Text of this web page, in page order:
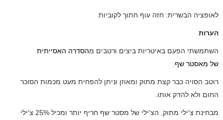
לאופציה הבשרית: חזה עוף חתוך לקוביות
הערות
השתמשתי הפעם באיטריות ביצים ורטבים מהסדרה האסייתית
של מאסטר שף.
רוטב הסויה כבר קצת מתוק ומאוזן וניתן להפחית מעט מכמות הסוכר
החום ולא להדק אותו.
מבחינת צ'ילי מתוק, הצ'ילי של מסטר שף חריף יותר ומכיל 25% צ'ילי